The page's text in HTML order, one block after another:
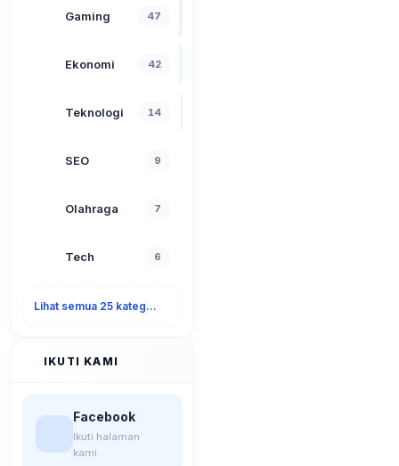
Gaming 47
Ekonomi 42
Teknologi 14
SEO 9
Olahraga 7
Tech 6
Lihat semua 25 kategori
IKUTI KAMI
Facebook
Ikuti halaman
kami